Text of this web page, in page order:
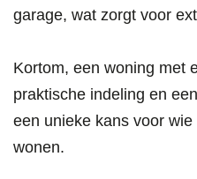
garage, wat zorgt voor
Kortom, een woning met
praktische indeling en
een unieke kans voor
wonen.